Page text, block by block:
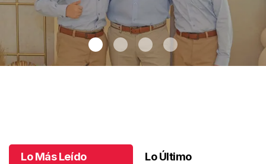
Lo Más Leído Lo Último